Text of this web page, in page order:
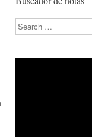
Search